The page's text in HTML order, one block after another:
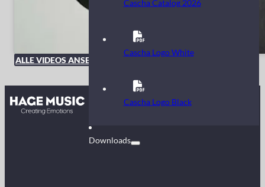
ALLE VIDEOS ANSEHEN
Kontakt
Downloads
Cascha Catalog 2026
Cascha Logo White
Cascha Logo Black